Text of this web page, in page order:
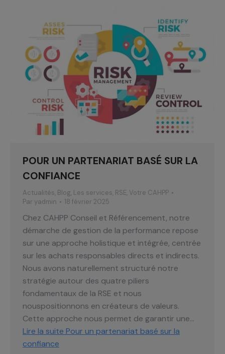
POUR UN PARTENARIAT BASÉ SUR LA
CONFIANCE
Actualités, Blog, Les services, RSE, Votre CAHPP
Par yadmin 18 février 2025
Chez CAHPP Conseil et Référencement, notre
démarche de gestion de la performance repose
sur une approche holistique et intégrée, centrée
sur les achats responsables directs et indirects.
Nous avons naturellement structuré notre
stratégie autour des quatre piliers
fondamentaux de la RSE et nous
nouspositionnons en créateurs de valeurs.
Cette approche nous permet de garantir une…
Lire la suite Pour un partenariat basé sur la
confiance